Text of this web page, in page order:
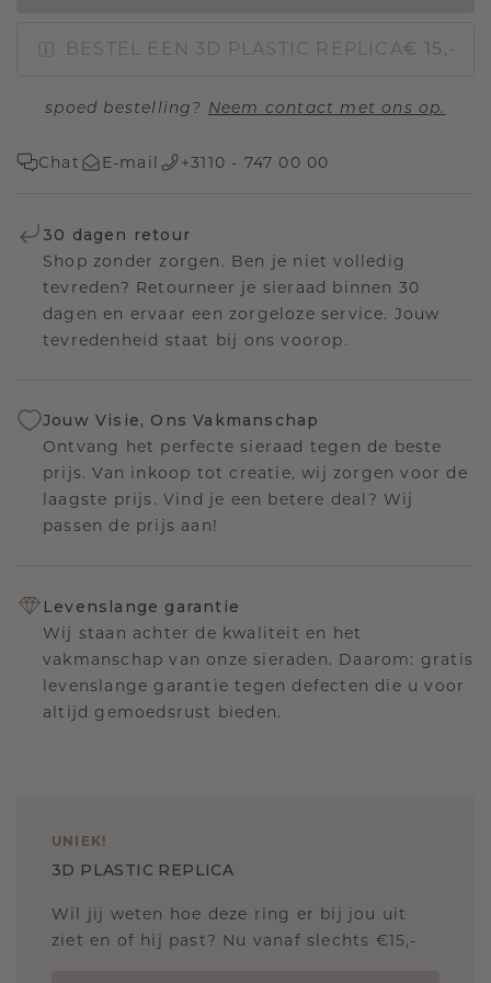
BESTEL EEN 3D PLASTIC REPLICA€ 15,-
spoed bestelling? Neem contact met ons op.
Chat E-mail +3110 - 747 00 00
30 dagen retour
Shop zonder zorgen. Ben je niet volledig
tevreden? Retourneer je sieraad binnen 30
dagen en ervaar een zorgeloze service. Jouw
tevredenheid staat bij ons voorop.
Jouw Visie, Ons Vakmanschap
Ontvang het perfecte sieraad tegen de beste
prijs. Van inkoop tot creatie, wij zorgen voor de
laagste prijs. Vind je een betere deal? Wij
passen de prijs aan!
Levenslange garantie
Wij staan achter de kwaliteit en het
vakmanschap van onze sieraden. Daarom: gratis
levenslange garantie tegen defecten die u voor
altijd gemoedsrust bieden.
UNIEK!
3D PLASTIC REPLICA
Wil jij weten hoe deze ring er bij jou uit
ziet en of hij past? Nu vanaf slechts €15,-